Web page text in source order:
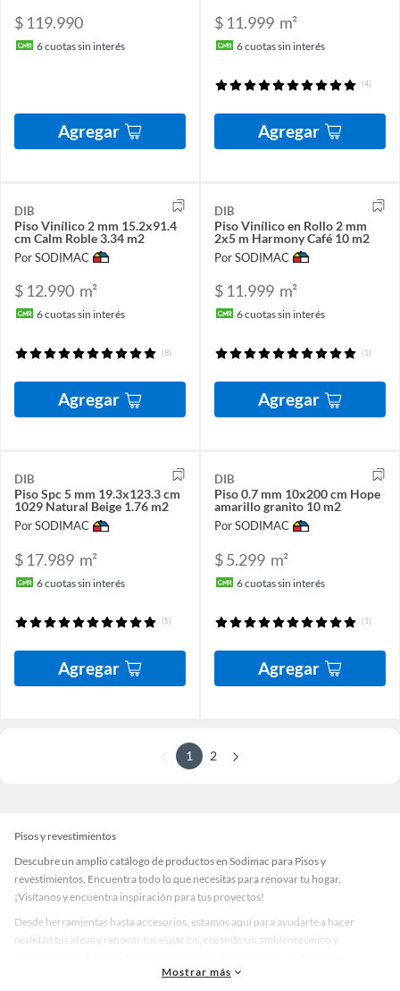
$ 119.990
6cuotas sin interés
Agregar
$ 11.999 m²
6cuotas sin interés
(4)
Agregar
DIB
Piso Vinílico 2 mm 15.2x91.4
cm Calm Roble 3.34 m2
Por SODIMAC
$ 12.990 m²
6cuotas sin interés
(8)
Agregar
DIB
Piso Vinílico en Rollo 2 mm
2x5 m Harmony Café 10 m2
Por SODIMAC
$ 11.999 m²
6cuotas sin interés
(1)
Agregar
DIB
Piso Spc 5 mm 19.3x123.3 cm
1029 Natural Beige 1.76 m2
Por SODIMAC
$ 17.989 m²
6cuotas sin interés
(5)
Agregar
DIB
Piso 0.7 mm 10x200 cm Hope
amarillo granito 10 m2
Por SODIMAC
$ 5.299 m²
6cuotas sin interés
(1)
Agregar
1 2
Pisos y revestimientos
Descubre un amplio catálogo de productos en Sodimac para Pisos y
revestimientos. Encuentra todo lo que necesitas para renovar tu hogar.
¡Visítanos y encuentra inspiración para tus proyectos!
Desde herramientas hasta accesorios, estamos aquí para ayudarte a hacer
realidad tus ideas y renovar tus espacios, creando un ambiente único y
accesorios de calidad que te ayudarán a crear un espacio más tú.
Mostrar más